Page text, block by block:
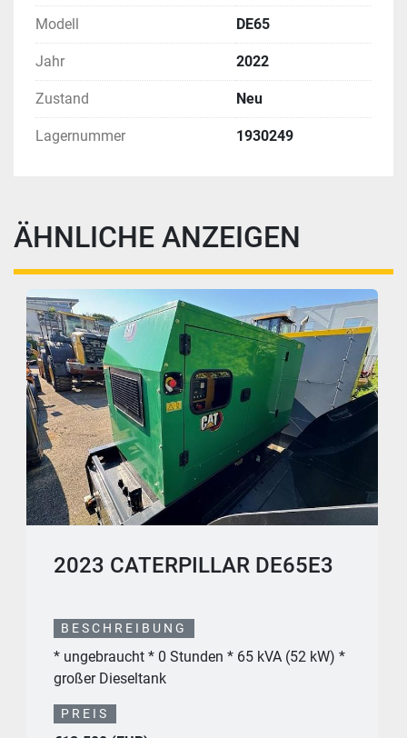
Modell DE65
Jahr 2022
Zustand Neu
Lagernummer 1930249
ÄHNLICHE ANZEIGEN
2023 CATERPILLAR DE65E3
BESCHREIBUNG
* ungebraucht * 0 Stunden * 65 kVA (52 kW) *
großer Dieseltank
PREIS